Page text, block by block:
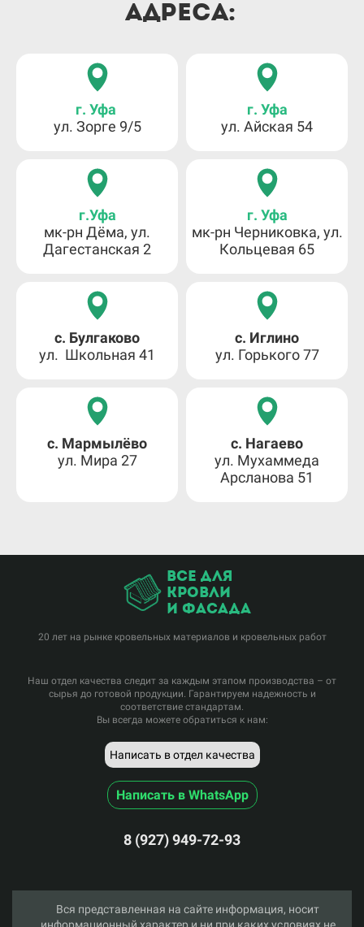
Адреса:
г. Уфа
ул. Зорге 9/5
г. Уфа
ул. Айская 54
г.Уфа
мк-рн Дёма, ул.
Дагестанская 2
г. Уфа
мк-рн Черниковка, ул.
Кольцевая 65
с. Булгаково
ул. Школьная 41
с. Иглино
ул. Горького 77
с. Мармылёво
ул. Мира 27
с. Нагаево
ул. Мухаммеда
Арсланова 51
все для
кровли
и фасада
20 лет на рынке кровельных материалов и кровельных работ
Наш отдел качества следит за каждым этапом производства – от
сырья до готовой продукции. Гарантируем надежность и
соответствие стандартам.
Вы всегда можете обратиться к нам:
Написать в отдел качества
Написать в WhatsApp
8 (927) 949-72-93
Вся представленная на сайте информация, носит